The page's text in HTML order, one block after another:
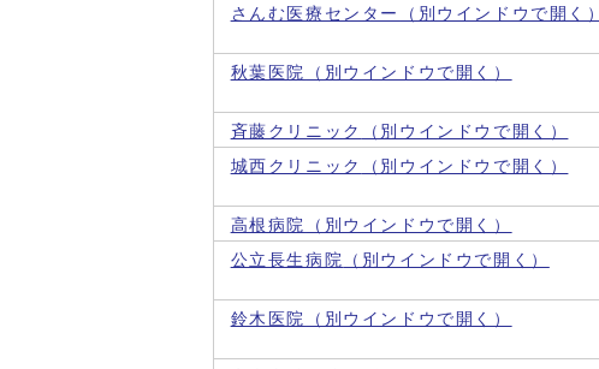
さんむ医療センター
（別ウインドウで開く）
秋葉医院 （別ウインドウで開く）
斉藤クリニック （別ウインドウで開く）
城西クリニック
（別ウインドウで開く）
高根病院 （別ウインドウで開く）
公立長生病院 （別ウインドウで開く）
鈴木医院 （別ウインドウで開く）